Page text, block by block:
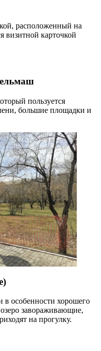
расположенный на
визитной карточкой
пользуется
большие площадки и
особенности хорошего
завораживающие,
на прогулку.